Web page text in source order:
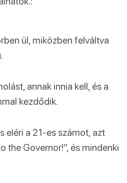
ül, miközben felváltva
annak innia kell, és a
kezdődik.
eléri a 21-es számot, azt
the Governor!”, és mindenki